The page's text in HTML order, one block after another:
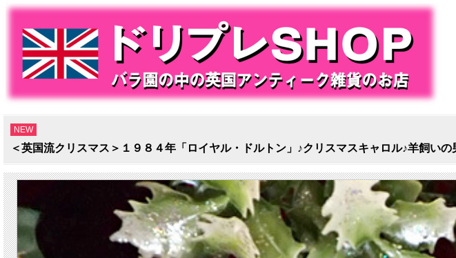
NEW
＜英国流クリスマス＞１９８４年「ロイヤル・ドルトン」♪クリスマスキャロル♪羊飼い